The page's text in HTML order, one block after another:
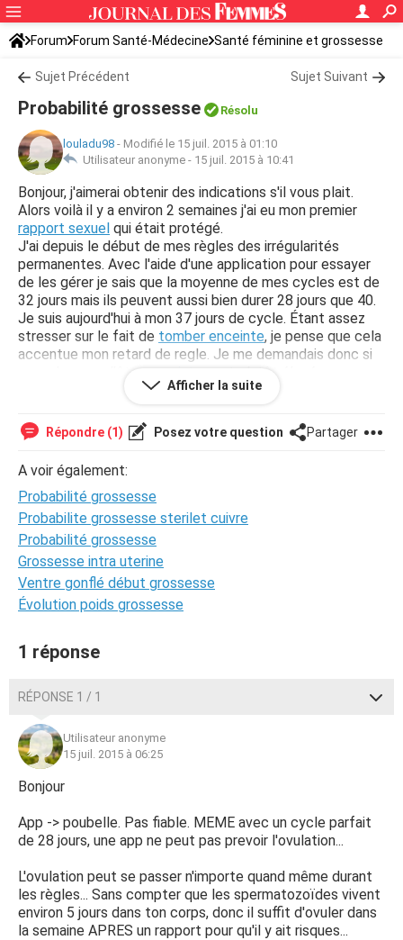
Forum Forum Santé-Médecine Santé féminine et grossesse
Sujet Précédent Sujet Suivant
Probabilité grossesse Résolu
louladu98 - Modifié le 15 juil. 2015 à 01:10
Utilisateur anonyme - 15 juil. 2015 à 10:41
Bonjour, j'aimerai obtenir des indications s'il vous plait.
Alors voilà il y a environ 2 semaines j'ai eu mon premier
rapport sexuel qui était protégé.
J'ai depuis le début de mes règles des irrégularités
permanentes. Avec l'aide d'une application pour essayer
de les gérer je sais que la moyenne de mes cycles est de
32 jours mais ils peuvent aussi bien durer 28 jours que 40.
Je suis aujourd'hui à mon 37 jours de cycle. Étant assez
stresser sur le fait de tomber enceinte, je pense que cela
accentue mon retard de regle. Je me demandais donc si
enceinte
sont plutôt élevé ou non
puisque le rapport était protégé et que, toujours selon
mes chances de tomber enceinte avec les ovulations
étaient moyennes.
Je vous remercie d'avance de vos réponses rapides, ce
sujet me tracasse pas mal.
Merci encore et bonne soirée.
Afficher la suite
Répondre (1) Posez votre question Partager
A voir également:
Probabilité grossesse
Probabilite grossesse sterilet cuivre
Probabilité grossesse
Grossesse intra uterine
Ventre gonflé début grossesse
Évolution poids grossesse
1 réponse
RÉPONSE 1 / 1
Utilisateur anonyme
15 juil. 2015 à 06:25
Bonjour
App -> poubelle. Pas fiable. MEME avec un cycle parfait
de 28 jours, une app ne peut pas prevoir l'ovulation...
L'ovulation peut se passer n'importe quand même durant
les règles... Sans compter que les spermatozoïdes vivent
environ 5 jours dans ton corps, donc il suffit d'ovuler dans
la semaine APRES un rapport pour qu'il y ait risques...